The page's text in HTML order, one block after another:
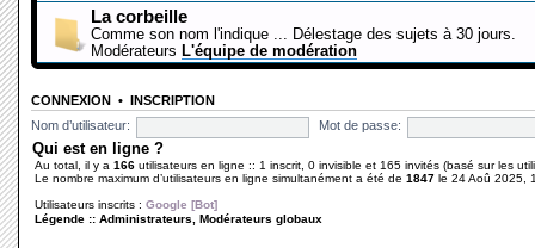
La corbeille
Comme son nom l'indique ... Délestage des sujets à 30 jours.
Modérateurs L'équipe de modération
CONNEXION • INSCRIPTION
Nom d’utilisateur:
Mot de passe:
Qui est en ligne ?
Au total, il y a 166 utilisateurs en ligne :: 1 inscrit, 0 invisible et 165 invités (basé sur les
Le nombre maximum d’utilisateurs en ligne simultanément a été de 1847 le 24 Aoû 2025,
Utilisateurs inscrits : Google [Bot]
Légende :: Administrateurs Modérateurs globaux